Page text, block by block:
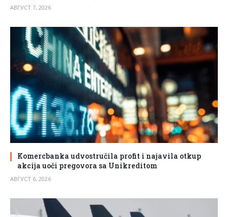
АВГУСТ 7, 2026
Komercbanka udvostručila profit i najavila otkup
akcija uoči pregovora sa Unikreditom
АВГУСТ 6, 2026